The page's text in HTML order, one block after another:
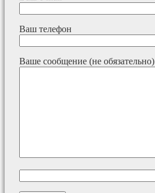
Ваш телефон
Ваше сообщение (не обязательно)